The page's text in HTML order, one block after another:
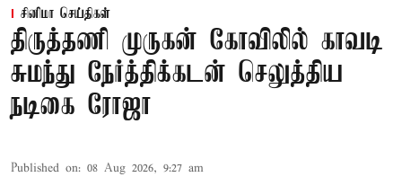
சினிமா செய்திகள்
திருத்தணி முருகன் கோவிலில் காவடி
சுமந்து நேர்த்திக்கடன் செலுத்திய
நடிகை ரோஜா
Published on: 08 Aug 2026, 9:27 am